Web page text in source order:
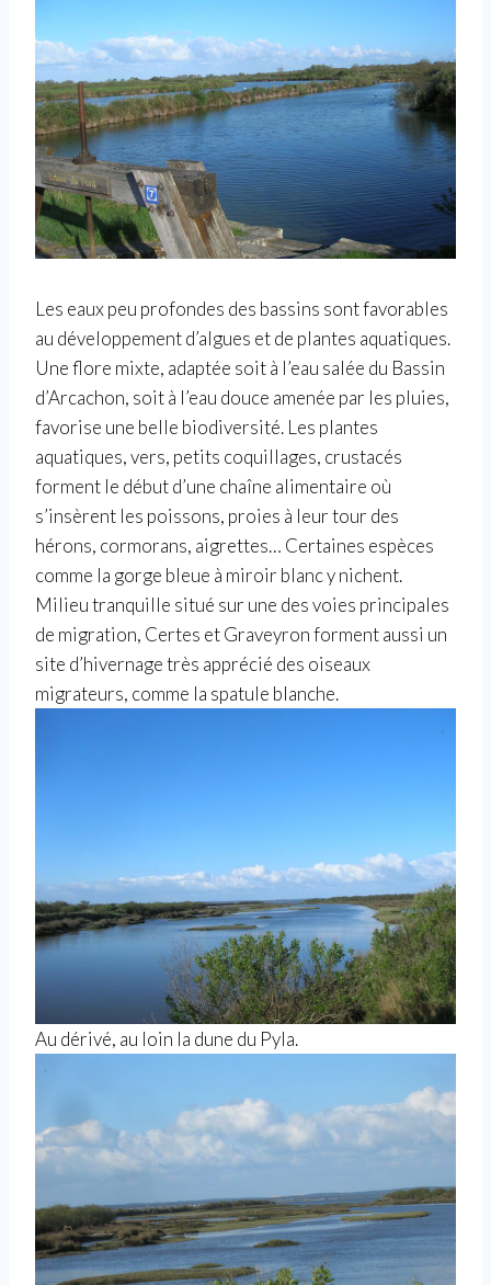
Les eaux peu profondes des bassins sont favorables
au développement d’algues et de plantes aquatiques.
Une flore mixte, adaptée soit à l’eau salée du Bassin
d’Arcachon, soit à l’eau douce amenée par les pluies,
favorise une belle biodiversité. Les plantes
aquatiques, vers, petits coquillages, crustacés
forment le début d’une chaîne alimentaire où
s’insèrent les poissons, proies à leur tour des
hérons, cormorans, aigrettes… Certaines espèces
comme la gorge bleue à miroir blanc y nichent.
Milieu tranquille situé sur une des voies principales
de migration, Certes et Graveyron forment aussi un
site d’hivernage très apprécié des oiseaux
migrateurs, comme la spatule blanche.
Au dérivé, au loin la dune du Pyla.